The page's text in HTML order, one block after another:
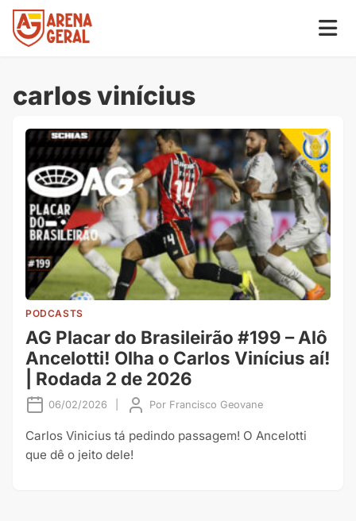
carlos vinícius
PODCASTS
AG Placar do Brasileirão #199 – Alô
Ancelotti! Olha o Carlos Vinícius aí!
| Rodada 2 de 2026
06/02/2026 Por Francisco Geovane
Carlos Vinicius tá pedindo passagem! O Ancelotti
que dê o jeito dele!